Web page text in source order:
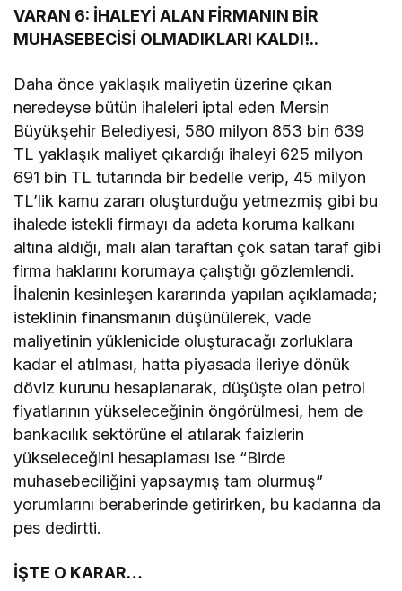
VARAN 6: İHALEYİ ALAN FİRMANIN BİR
MUHASEBECİSİ OLMADIKLARI KALDI!..
Daha önce yaklaşık maliyetin üzerine çıkan
neredeyse bütün ihaleleri iptal eden Mersin
Büyükşehir Belediyesi, 580 milyon 853 bin 639
TL yaklaşık maliyet çıkardığı ihaleyi 625 milyon
691 bin TL tutarında bir bedelle verip, 45 milyon
TL’lik kamu zararı oluşturduğu yetmezmiş gibi bu
ihalede istekli firmayı da adeta koruma kalkanı
altına aldığı, malı alan taraftan çok satan taraf gibi
firma haklarını korumaya çalıştığı gözlemlendi.
İhalenin kesinleşen kararında yapılan açıklamada;
isteklinin finansmanın düşünülerek, vade
maliyetinin yüklenicide oluşturacağı zorluklara
kadar el atılması, hatta piyasada ileriye dönük
döviz kurunu hesaplanarak, düşüşte olan petrol
fiyatlarının yükseleceğinin öngörülmesi, hem de
bankacılık sektörüne el atılarak faizlerin
yükseleceğini hesaplaması ise “Birde
muhasebeciliğini yapsaymış tam olurmuş”
yorumlarını beraberinde getirirken, bu kadarına da
pes dedirtti.
İŞTE O KARAR…